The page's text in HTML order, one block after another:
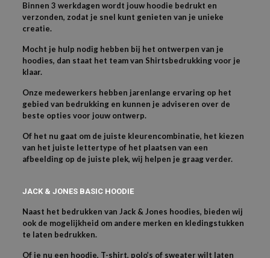
Binnen 3 werkdagen wordt jouw hoodie bedrukt en
verzonden, zodat je snel kunt genieten van je unieke
creatie.
Mocht je hulp nodig hebben bij het ontwerpen van je
hoodies, dan staat het team van Shirtsbedrukking voor je
klaar.
Onze medewerkers hebben jarenlange ervaring op het
gebied van bedrukking en kunnen je adviseren over de
beste opties voor jouw ontwerp.
Of het nu gaat om de juiste kleurencombinatie, het kiezen
van het juiste lettertype of het plaatsen van een
afbeelding op de juiste plek, wij helpen je graag verder.
JACK & JONES BASIC HOODIE
Naast het bedrukken van Jack & Jones hoodies, bieden wij
ook de mogelijkheid om andere merken en kledingstukken
te laten bedrukken.
Of je nu een hoodie, T-shirt, polo’s of sweater wilt laten